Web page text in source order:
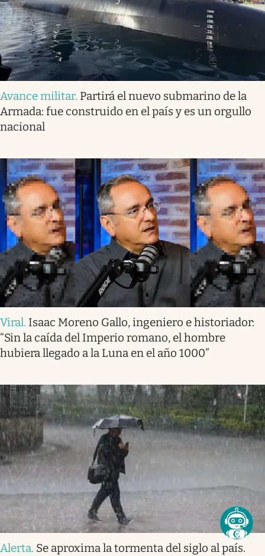
Avance militar. Partirá el nuevo submarino de la
Armada: fue construido en el país y es un orgullo
nacional
Viral. Isaac Moreno Gallo, ingeniero e historiador:
“Sin la caída del Imperio romano, el hombre
hubiera llegado a la Luna en el año 1000”
Alerta. Se aproxima la tormenta del siglo al país.